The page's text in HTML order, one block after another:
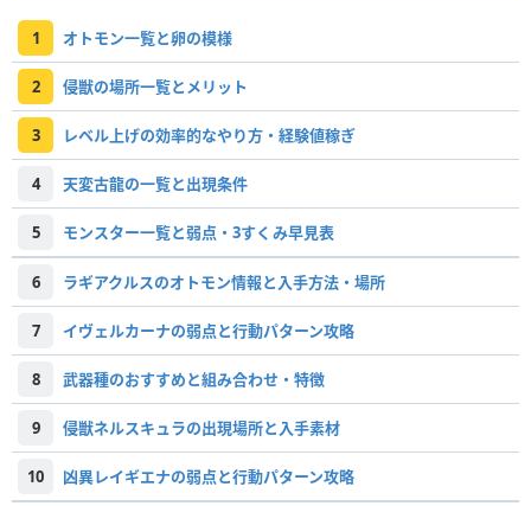
1 オトモン一覧と卵の模様
2 侵獣の場所一覧とメリット
3 レベル上げの効率的なやり方・経験値稼ぎ
4 天変古龍の一覧と出現条件
5 モンスター一覧と弱点・3すくみ早見表
6 ラギアクルスのオトモン情報と入手方法・場所
7 イヴェルカーナの弱点と行動パターン攻略
8 武器種のおすすめと組み合わせ・特徴
9 侵獣ネルスキュラの出現場所と入手素材
10 凶異レイギエナの弱点と行動パターン攻略